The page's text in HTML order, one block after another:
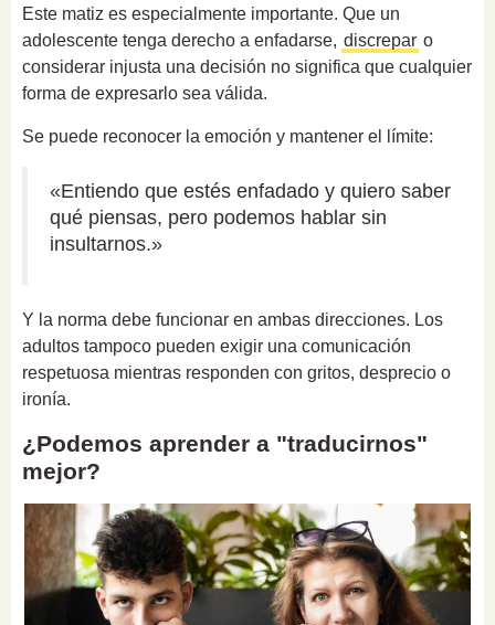
Este matiz es especialmente importante. Que un
adolescente tenga derecho a enfadarse, discrepar o
considerar injusta una decisión no significa que cualquier
forma de expresarlo sea válida.
Se puede reconocer la emoción y mantener el límite:
«Entiendo que estés enfadado y quiero saber
qué piensas, pero podemos hablar sin
insultarnos.»
Y la norma debe funcionar en ambas direcciones. Los
adultos tampoco pueden exigir una comunicación
respetuosa mientras responden con gritos, desprecio o
ironía.
¿Podemos aprender a "traducirnos"
mejor?